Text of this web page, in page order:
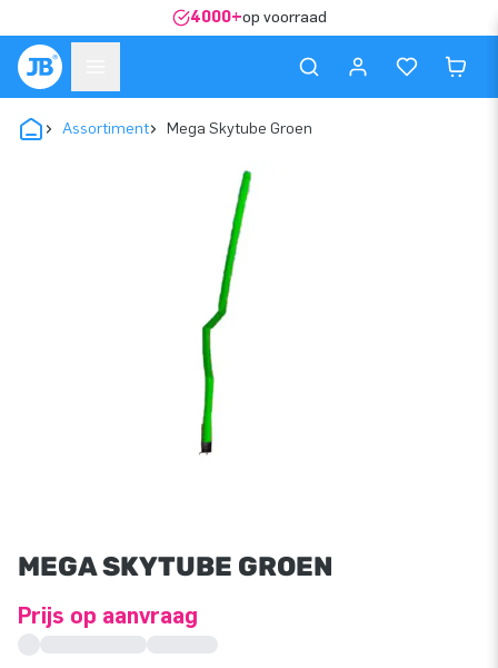
4000+op voorraad
Assortiment Mega Skytube Groen
MEGA SKYTUBE GROEN
Prijs op aanvraag